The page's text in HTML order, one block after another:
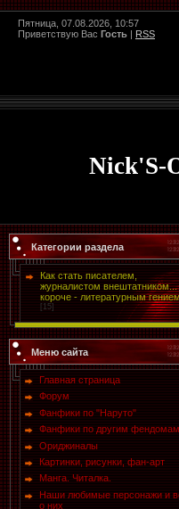
Пятница, 07.08.2026, 10:57
Приветствую Вас Гость | RSS
Nick'S-
Категории раздела
Как стать писателем,
журналистом внештатником...
короче - литературным
[15]
Меню сайта
Главная страница
Форум
Фанфики по "Наруто"
Фанфики по другим фендомам
Ориджиналы
Картинки, рисунки, фан-арт
Манга. Читалка.
Наши любимые персонажи и
о них